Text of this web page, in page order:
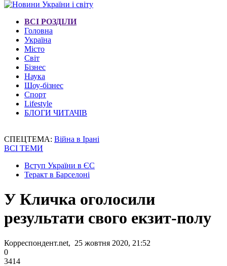
ВСІ РОЗДІЛИ
Головна
Україна
Місто
Світ
Бізнес
Наука
Шоу-бізнес
Спорт
Lifestyle
БЛОГИ ЧИТАЧІВ
СПЕЦТЕМА: Війна в Ірані
ВСІ ТЕМИ
Вступ України в ЄС
Теракт в Барселоні
У Кличка оголосили
результати свого екзит-полу
Корреспондент.net, 25 жовтня 2020, 21:52
0
3414